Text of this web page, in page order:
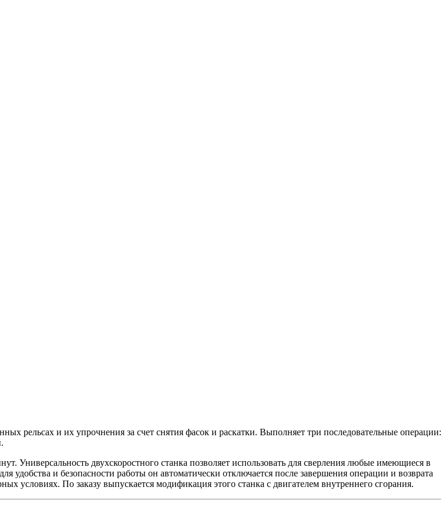
рельсах и их упрочнения за счет снятия фасок и раскатки. Выполняет три последовательные операции:
Универсальность двухскоростного станка позволяет использовать для сверления любые имеющиеся в
и безопасности работы он автоматически отключается после завершения операции и возврата
условиях. По заказу выпускается модификация этого станка с двигателем внутреннего сгорания.